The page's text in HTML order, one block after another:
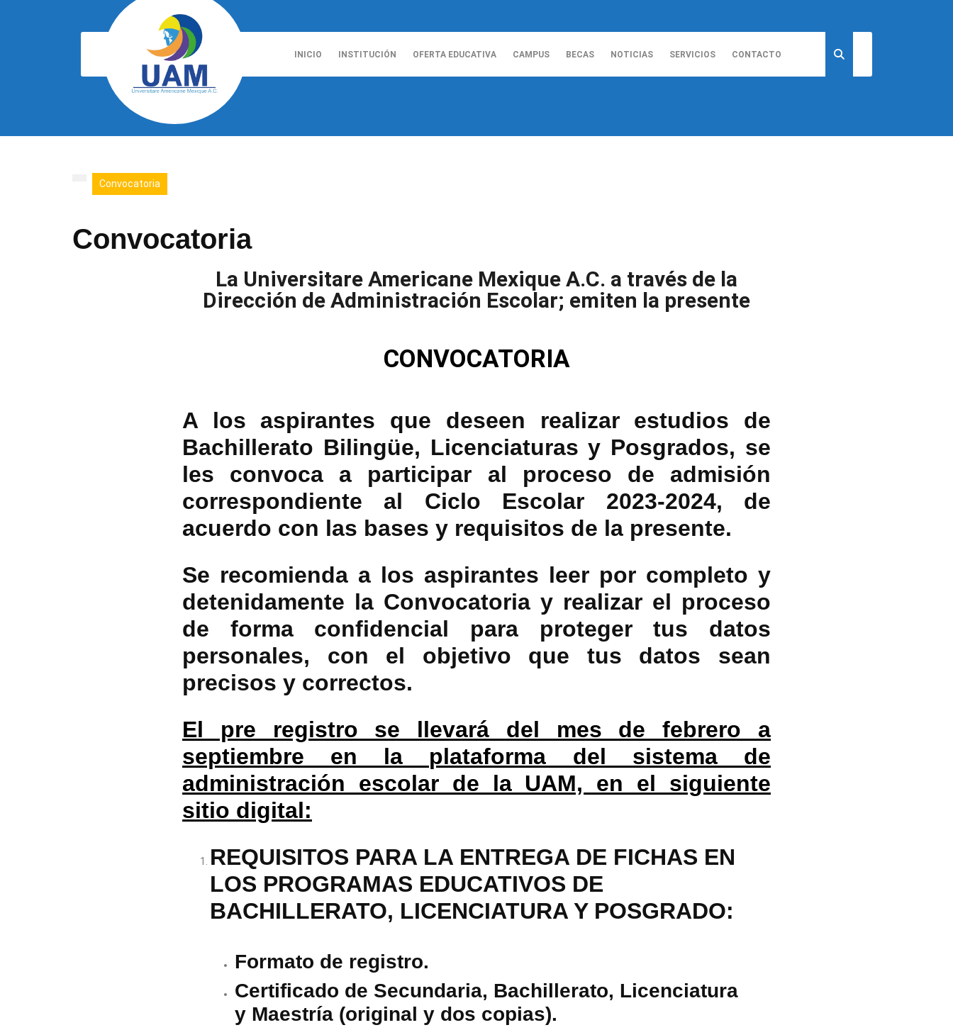
INICIO INSTITUCIÓN OFERTA EDUCATIVA CAMPUS BECAS NOTICIAS SERVICIOS CONTACTO
Convocatoria
Convocatoria
La Universitare Americane Mexique A.C. a través de la
Dirección de Administración Escolar; emiten la presente
CONVOCATORIA
A los aspirantes que deseen realizar estudios de
Bachillerato Bilingüe, Licenciaturas y Posgrados, se
les convoca a participar al proceso de admisión
correspondiente al Ciclo Escolar 2023-2024, de
acuerdo con las bases y requisitos de la presente.
Se recomienda a los aspirantes leer por completo y
detenidamente la Convocatoria y realizar el proceso
de forma confidencial para proteger tus datos
personales, con el objetivo que tus datos sean
precisos y correctos.
El pre registro se llevará del mes de febrero a
septiembre en la plataforma del sistema de
administración escolar de la UAM, en el siguiente
sitio digital:
REQUISITOS PARA LA ENTREGA DE FICHAS EN
LOS PROGRAMAS EDUCATIVOS DE
BACHILLERATO, LICENCIATURA Y POSGRADO:
Formato de registro.
Certificado de Secundaria, Bachillerato, Licenciatura
y Maestría (original y dos copias).